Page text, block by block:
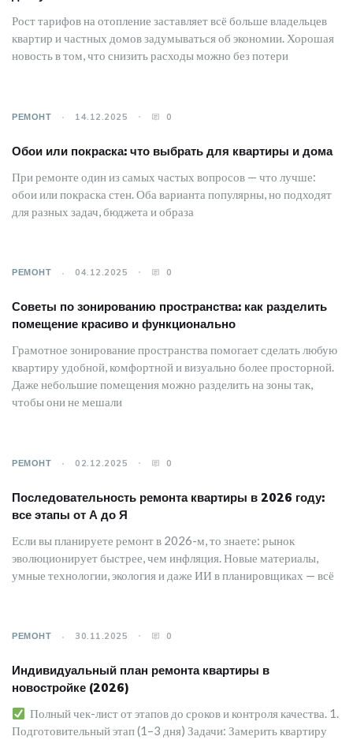
Рост тарифов на отопление заставляет всё больше владельцев
квартир и частных домов задумываться об экономии. Хорошая
новость в том, что снизить расходы можно без потери
РЕМОНТ 14.12.2025 0
Обои или покраска: что выбрать для квартиры и дома
При ремонте один из самых частых вопросов — что лучше:
обои или покраска стен. Оба варианта популярны, но подходят
для разных задач, бюджета и образа
РЕМОНТ 04.12.2025 0
Советы по зонированию пространства: как разделить
помещение красиво и функционально
Грамотное зонирование пространства помогает сделать любую
квартиру удобной, комфортной и визуально более просторной.
Даже небольшие помещения можно разделить на зоны так,
чтобы они не мешали
РЕМОНТ 02.12.2025 0
Последовательность ремонта квартиры в 2026 году:
все этапы от А до Я
Если вы планируете ремонт в 2026-м, то знаете: рынок
эволюционирует быстрее, чем инфляция. Новые материалы,
умные технологии, экология и даже ИИ в планировщиках — всё
РЕМОНТ 30.11.2025 0
Индивидуальный план ремонта квартиры в
новостройке (2026)
Полный чек-лист от этапов до сроков и контроля качества. 1.
Подготовительный этап (1–3 дня) Задачи: Замерить квартиру